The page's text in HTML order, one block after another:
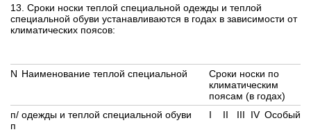
13. Сроки носки теплой специальной одежды и теплой
специальной обуви устанавливаются в годах в зависимости от
климатических поясов:
N Наименование теплой специальной
Сроки носки по
климатическим
поясам (в годах)
п/
п
одежды и теплой специальной обуви I II III IV Особый